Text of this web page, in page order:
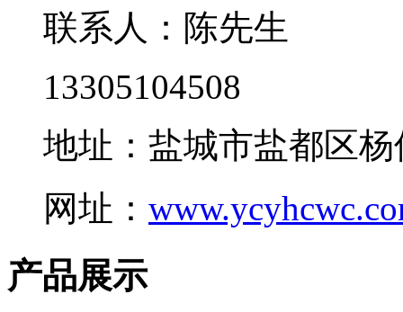
联系人：陈先生
13305104508
地址：盐城市盐都区
网址：
产品展示